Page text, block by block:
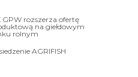
GPW rozszerza ofertę
na giełdowym
rolnym
AGRIFISH